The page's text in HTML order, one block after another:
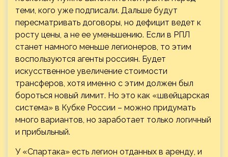
теми, кого уже подписали. Дальше будут
пересматривать договоры, но дефицит ведет к
росту цены, а не ее уменьшению. Если в РПЛ
станет намного меньше легионеров, то этим
воспользуются агенты россиян. Будет
искусственное увеличение стоимости
трансферов, хотя именно с этим должен был
бороться новый лимит. Но это как «швейцарская
система» в Кубке России – можно придумать
много вариантов, но заработает только логичный
и прибыльный.
У «Спартака» есть легион отданных в аренду, и